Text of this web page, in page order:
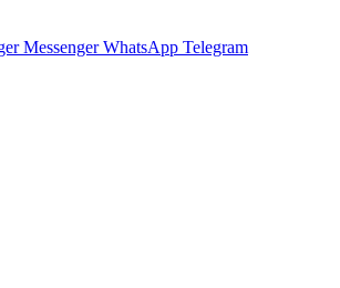
Messenger WhatsApp Telegram